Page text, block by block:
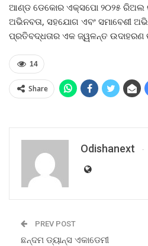
ଆଣ୍ଡ ଡେକୋର ଏକ୍ସପୋ ୨୦୨୫ ରିଅଲ
ଅଭିନବତା, ସହଯୋଗ ଏବଂ ସମାବେଶୀ
ପ୍ରତିବଦ୍ଧତାର ଏକ ଜ୍ୱଳନ୍ତ ଉଦାହରଣ
14
Share
Odishanext
PREV POST
ଛନ୍ଦମ ଡ୍ୟାନ୍ସ ଏକାଡେମୀ